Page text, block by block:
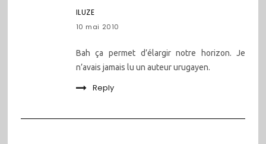
ILUZE
10 mai 2010
Bah ça permet d’élargir notre horizon. Je
n’avais jamais lu un auteur urugayen.
Reply